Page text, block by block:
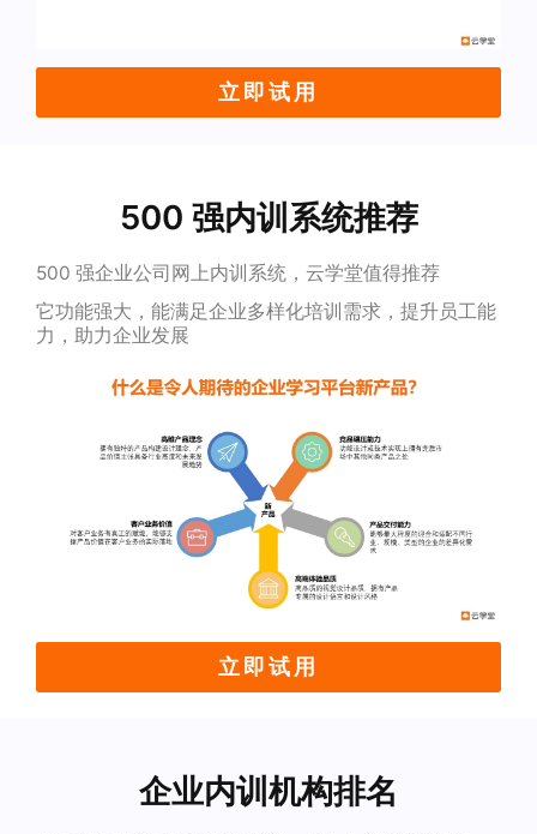
立即试用
500 强内训系统推荐
500 强企业公司网上内训系统，云学堂值得推荐
它功能强大，能满足企业多样化培训需求，提升员工能
力，助力企业发展
立即试用
企业内训机构排名